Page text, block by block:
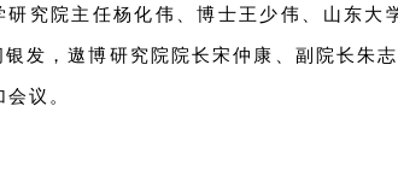
究院主任杨化伟、博士王少伟、山东大
发，遨博研究院院长宋仲康、副院长朱
议。